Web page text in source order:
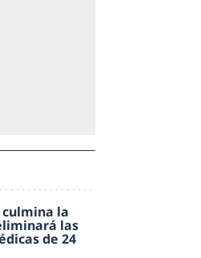
la
las
de 24